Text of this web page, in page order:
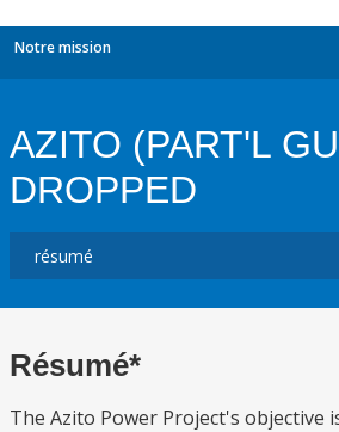
Notre mission
AZITO (PART'L
DROPPED
Résumé*
The Azito Power Project's objective